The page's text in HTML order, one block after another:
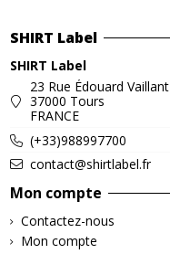
SHIRT Label
SHIRT Label
23 Rue Édouard Vaillant
37000 Tours
FRANCE
(+33)988997700
contact@shirtlabel.fr
Mon compte
Contactez-nous
Mon compte